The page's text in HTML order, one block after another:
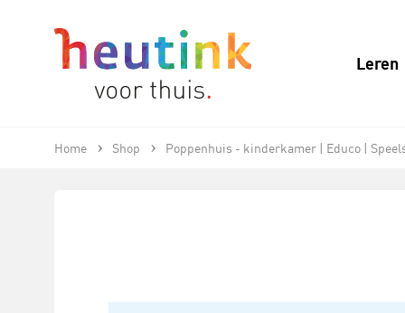
Leren
Home Shop Poppenhuis - kinderkamer | Educo |